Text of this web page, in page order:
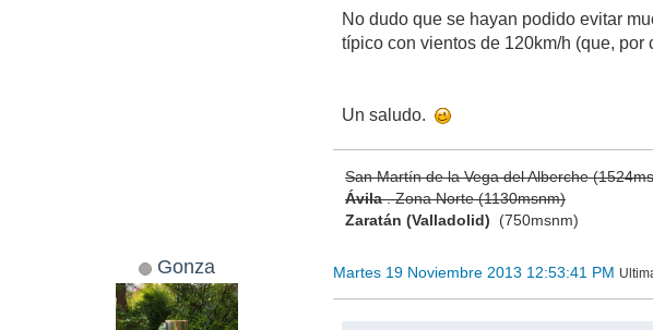
No dudo que se hayan podido evitar
típico con vientos de 120km/h (que,
Un saludo.
San Martín de la Vega del Alberche
Ávila. Zona Norte (1130msnm)
Zaratán (Valladolid) (750msnm)
Gonza Martes 19 Noviembre 2013 12:53:41 PM